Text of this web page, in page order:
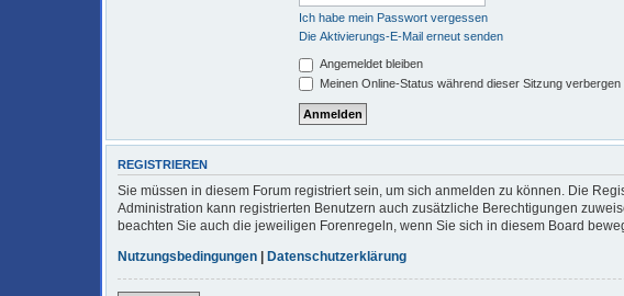
Ich habe mein Passwort vergessen
Die Aktivierungs-E-Mail erneut senden
Angemeldet bleiben
Meinen Online-Status während dieser Sitzung verbergen
REGISTRIEREN
Sie müssen in diesem Forum registriert sein, um sich anmelden zu können. Die
Administration kann registrierten Benutzern auch zusätzliche Berechtigungen
beachten Sie auch die jeweiligen Forenregeln, wenn Sie sich in diesem Board
Nutzungsbedingungen | Datenschutzerklärung